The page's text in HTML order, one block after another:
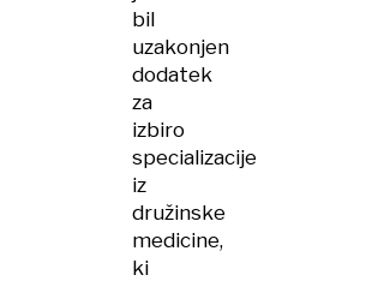
bil
uzakonjen
dodatek
za
izbiro
specializacije
iz
družinske
medicine,
ki